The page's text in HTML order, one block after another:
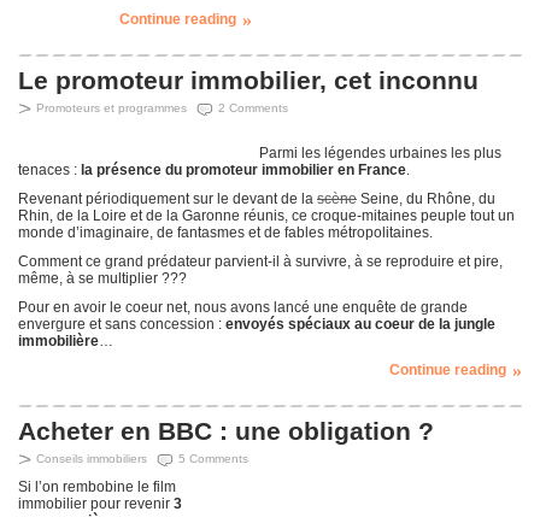
Continue reading
Le promoteur immobilier, cet inconnu
Promoteurs et programmes 2 Comments
Parmi les légendes urbaines les plus
tenaces : la présence du promoteur immobilier en France.
Revenant périodiquement sur le devant de la scène Seine, du Rhône, du
Rhin, de la Loire et de la Garonne réunis, ce croque-mitaines peuple tout un
monde d’imaginaire, de fantasmes et de fables métropolitaines.
Comment ce grand prédateur parvient-il à survivre, à se reproduire et pire,
même, à se multiplier ???
Pour en avoir le coeur net, nous avons lancé une enquête de grande
envergure et sans concession : envoyés spéciaux au coeur de la jungle
immobilière…
Continue reading
Acheter en BBC : une obligation ?
Conseils immobiliers 5 Comments
Si l’on rembobine le film
immobilier pour revenir 3